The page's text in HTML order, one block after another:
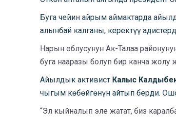
Буга чейин айрым аймактарда
алынбай калганы, керектүү
Нарын облусунун Ак-Талаа
буга нааразы болуп бир канча жолу
Айылдык активист Калыс
чыгым көбөйгөнүн айтып берди.
“Эл кыйналып эле жатат, биз